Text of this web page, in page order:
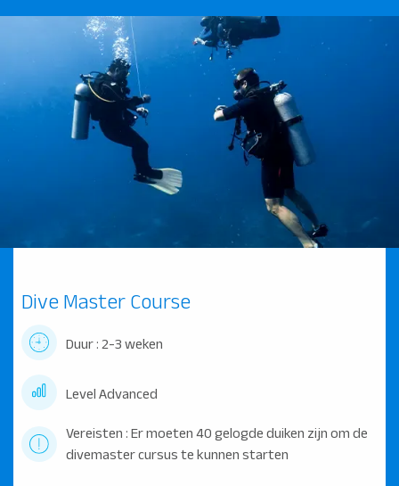
Dive Master Course
Duur : 2-3 weken
Level Advanced
Vereisten : Er moeten 40 gelogde duiken zijn om de
divemaster cursus te kunnen starten